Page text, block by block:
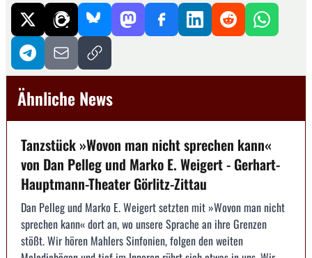
Ähnliche News
Tanzstück »Wovon man nicht sprechen kann«
von Dan Pelleg und Marko E. Weigert - Gerhart-
Hauptmann-Theater Görlitz-Zittau
Dan Pelleg und Marko E. Weigert setzten mit »Wovon man nicht
sprechen kann« dort an, wo unsere Sprache an ihre Grenzen
stößt. Wir hören Mahlers Sinfonien, folgen den weiten